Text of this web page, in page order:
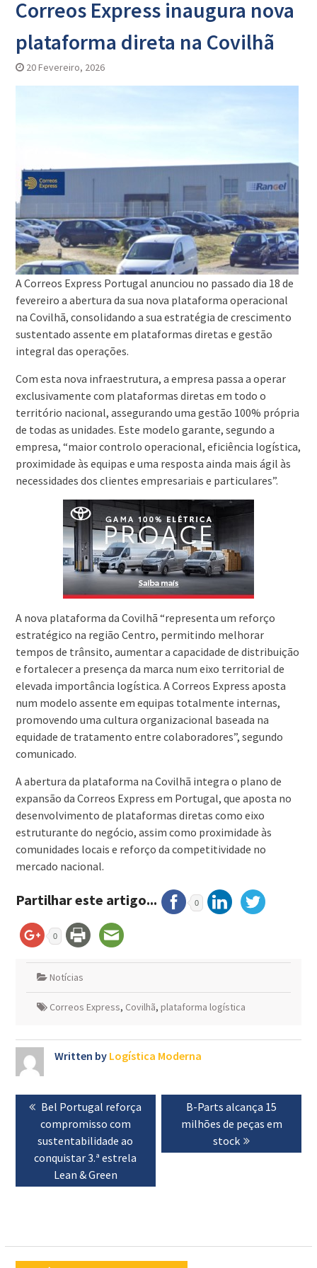
Correos Express inaugura nova
plataforma direta na Covilhã
20 Fevereiro, 2026
A Correos Express Portugal anunciou no passado dia 18 de
fevereiro a abertura da sua nova plataforma operacional
na Covilhã, consolidando a sua estratégia de crescimento
sustentado assente em plataformas diretas e gestão
integral das operações.
Com esta nova infraestrutura, a empresa passa a operar
exclusivamente com plataformas diretas em todo o
território nacional, assegurando uma gestão 100% própria
de todas as unidades. Este modelo garante, segundo a
empresa, “maior controlo operacional, eficiência logística,
proximidade às equipas e uma resposta ainda mais ágil às
necessidades dos clientes empresariais e particulares”.
A nova plataforma da Covilhã “representa um reforço
estratégico na região Centro, permitindo melhorar
tempos de trânsito, aumentar a capacidade de distribuição
e fortalecer a presença da marca num eixo territorial de
elevada importância logística. A Correos Express aposta
num modelo assente em equipas totalmente internas,
promovendo uma cultura organizacional baseada na
equidade de tratamento entre colaboradores”, segundo
comunicado.
A abertura da plataforma na Covilhã integra o plano de
expansão da Correos Express em Portugal, que aposta no
desenvolvimento de plataformas diretas como eixo
estruturante do negócio, assim como proximidade às
comunidades locais e reforço da competitividade no
mercado nacional.
Partilhar este artigo... 0
0
Notícias
Correos Express, Covilhã, plataforma logística
Written by Logística Moderna
Navegação
de
artigos
Previous
post:
Bel Portugal reforça
compromisso com
sustentabilidade ao
conquistar 3.ª estrela
Lean & Green
Next
post:
B-Parts alcança 15
milhões de peças em
stock